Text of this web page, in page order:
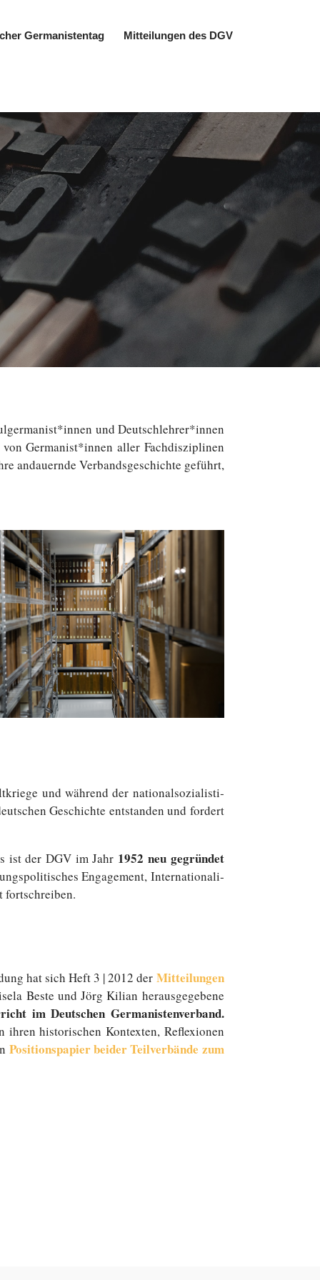
Germanistentag Mitteilungen des DGV
und Deutschlehrer*innen
Germanist*innen aller Fach­dis­zi­pli­nen
an­dau­ern­de Ver­bands­ge­schich­te geführt,
und während der na­tio­nal­so­zia­lis­ti­
Ge­schich­te ent­stan­den und fordert
ist der DGV im Jahr 1952 neu ge­grün­det
En­ga­ge­ment, In­ter­na­tio­na­li­
fortschreiben.
hat sich Heft 3 | 2012 der Mit­tei­lun­gen
Beste und Jörg Kilian her­aus­ge­ge­be­ne
im Deutschen Germanistenverband.
his­to­ri­schen Kon­tex­ten, Re­fle­xio­nen
Po­si­ti­ons­pa­pier beider Teil­ver­bän­de zum